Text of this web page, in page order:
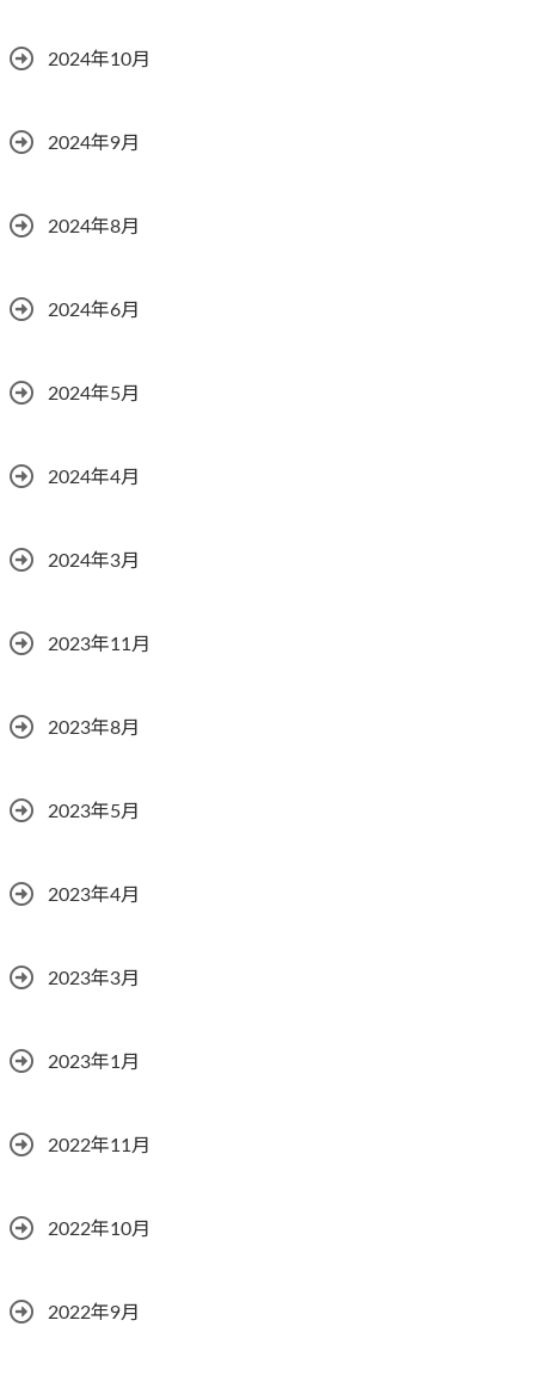
2024年10月
2024年9月
2024年8月
2024年6月
2024年5月
2024年4月
2024年3月
2023年11月
2023年8月
2023年5月
2023年4月
2023年3月
2023年1月
2022年11月
2022年10月
2022年9月